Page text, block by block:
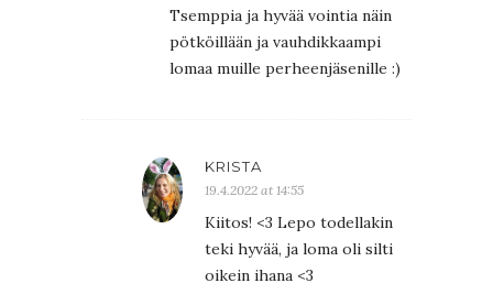
Tsemppia ja hyvää vointia näin
pötköillään ja vauhdikkaampi
lomaa muille perheenjäsenille :)
KRISTA
19.4.2022 at 14:55
Kiitos! <3 Lepo todellakin
teki hyvää, ja loma oli silti
oikein ihana <3